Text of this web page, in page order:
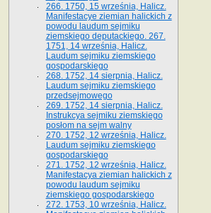
266. 1750, 15 września, Halicz.
Manifestacye ziemian halickich z
powodu laudum sejmiku
ziemskiego deputackiego. 267.
1751, 14 września, Halicz.
Laudum sejmiku ziemskiego
gospodarskiego
268. 1752, 14 sierpnia, Halicz.
Laudum sejmiku ziemskiego
przedsejmowego
269. 1752, 14 sierpnia, Halicz.
Instrukcya sejmiku ziemskiego
posłom na sejm walny
270. 1752, 12 września, Halicz.
Laudum sejmiku ziemskiego
gospodarskiego
271. 1752, 12 września, Halicz.
Manifestacya ziemian halickich z
powodu laudum sejmiku
ziemskiego gospodarskiego
272. 1753, 10 września, Halicz.